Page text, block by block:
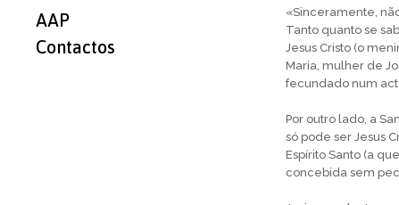
AAP
Contactos
«Sinceramente,
Tanto quanto se
Jesus Cristo (o
Maria, mulher de
fecundado num
Por outro lado, a
só pode ser Jesus
Espírito Santo (a
concebida sem